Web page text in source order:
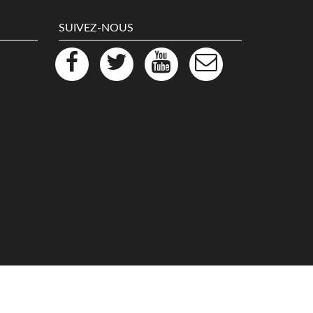
SUIVEZ-NOUS